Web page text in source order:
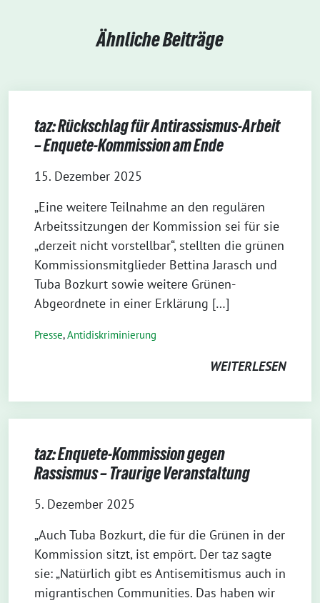
Ähnliche Beiträge
taz: Rückschlag für Antirassismus-Arbeit
– Enquete-Kommission am Ende
15. Dezember 2025
„Eine weitere Teilnahme an den regulären
Arbeitssitzungen der Kommission sei für sie
„derzeit nicht vorstellbar“, stellten die grünen
Kommissionsmitglieder Bettina Jarasch und
Tuba Bozkurt sowie weitere Grünen-
Abgeordnete in einer Erklärung […]
Presse,Antidiskriminierung
WEITERLESEN
taz: Enquete-Kommission gegen
Rassismus – Traurige Veranstaltung
5. Dezember 2025
„Auch Tuba Bozkurt, die für die Grünen in der
Kommission sitzt, ist empört. Der taz sagte
sie: „Natürlich gibt es Antisemitismus auch in
migrantischen Communities. Das haben wir